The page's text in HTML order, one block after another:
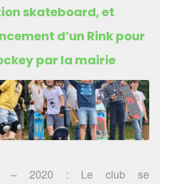
skateboard, et
d’un Rink pour
par la mairie
– 2020 : Le club se